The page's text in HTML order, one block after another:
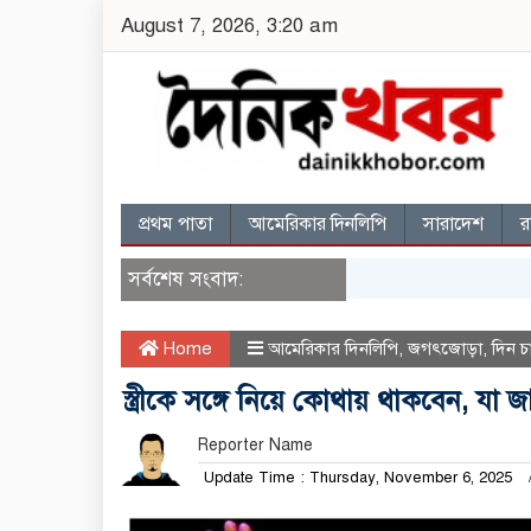
August 7, 2026, 3:20 am
প্রথম পাতা আমেরিকার দিনলিপি সারাদেশ
সর্বশেষ সংবাদ:
Home আমেরিকার দিনলিপি,জগৎজোড়া,দিন
স্ত্রীকে সঙ্গে নিয়ে কোথায় থাকবেন, যা
Reporter Name
Update Time : Thursday, November 6, 2025